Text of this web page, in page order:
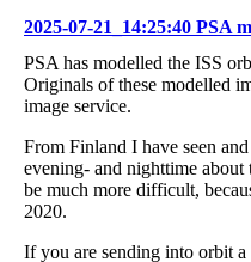
2025-07-21_14:25:40 PSA
PSA has modelled the ISS
Originals of these modelled
image service.
From Finland I have seen
evening- and nighttime
be much more difficult,
2020.
If you are sending into orbit a